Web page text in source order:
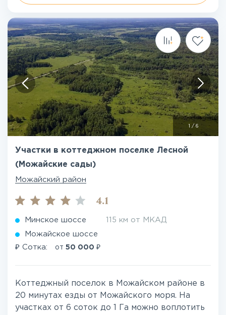
/6
Участки в коттеджном поселке Лесной
(Можайские сады)
Можайский район
4.1
Минское шоссе 115 км от МКАД
Можайское шоссе
₽ Сотка: от 50 000 ₽
Коттеджный поселок в Можайском районе в
20 минутах езды от Можайского моря. На
участках от 6 соток до 1 Га можно воплотить